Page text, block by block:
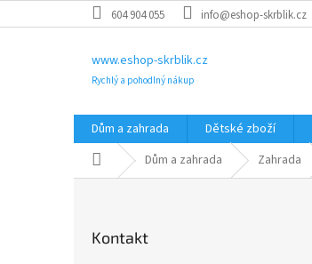
na
604 904 055 info@eshop-skrblik.cz
www.eshop-skrblik.cz
Rychlý a pohodlný nákup
Dům a zahrada Dětské zboží
Domů Dům a zahrada Zahrada
Kontakt